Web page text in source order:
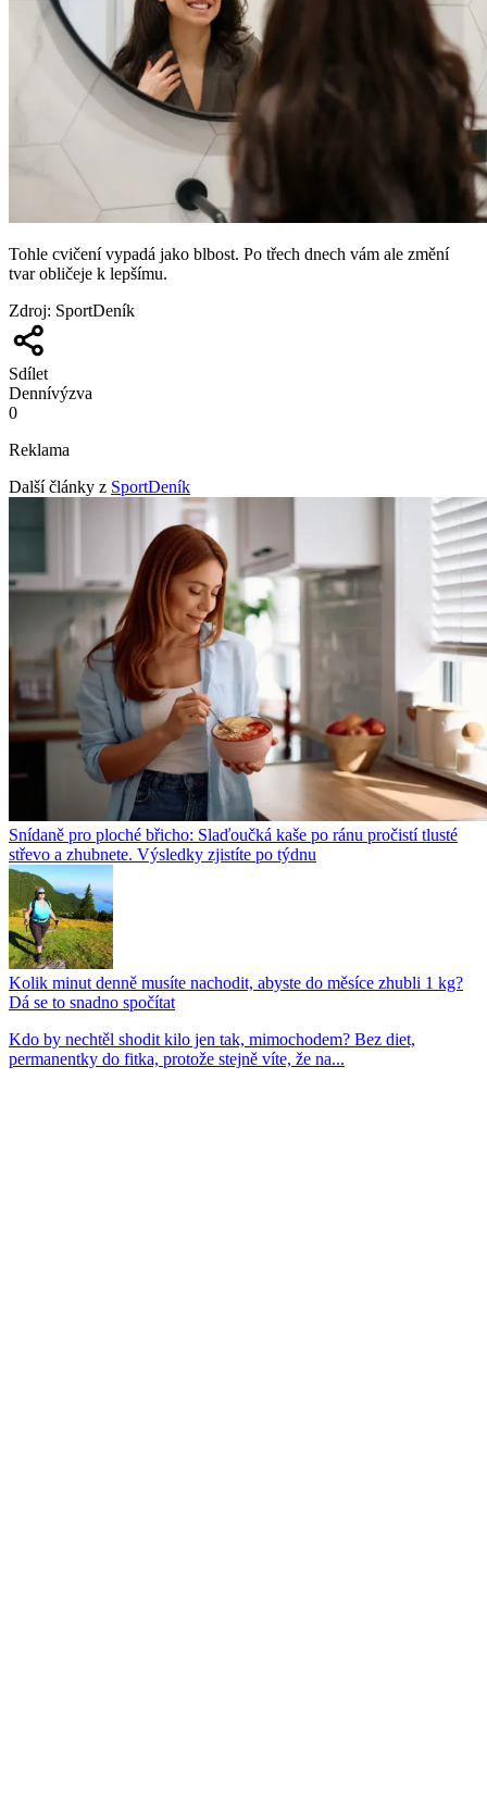
Tohle cvičení vypadá jako blbost. Po třech dnech vám ale změní
tvar obličeje k lepšímu.
Zdroj: SportDeník
Sdílet
Dennívýzva
0
Reklama
Další články z SportDeník
Snídaně pro ploché břicho: Slaďoučká kaše po ránu pročistí tlusté
střevo a zhubnete. Výsledky zjistíte po týdnu
Kolik minut denně musíte nachodit, abyste do měsíce zhubli 1 kg?
Dá se to snadno spočítat
Kdo by nechtěl shodit kilo jen tak, mimochodem? Bez diet,
permanentky do fitka, protože stejně víte, že na...